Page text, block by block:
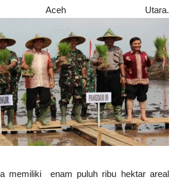
Aceh Utara.
memiliki enam puluh ribu hektar areal